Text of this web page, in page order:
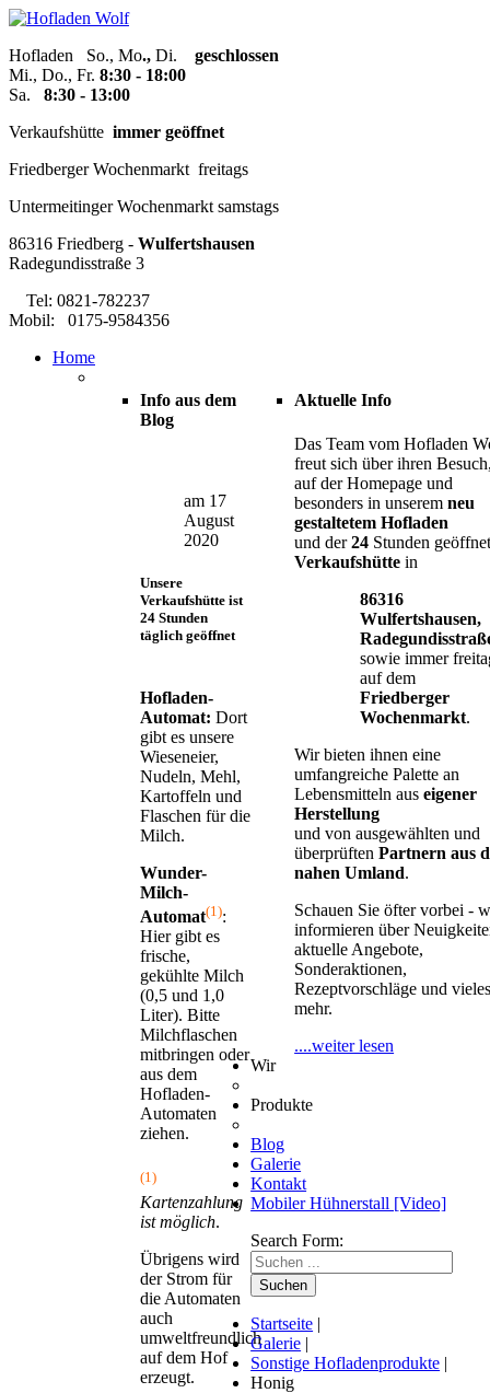
Hofladen So., Mo., Di. geschlossen
Mi., Do., Fr. 8:30 - 18:00
Sa. 8:30 - 13:00
Verkaufshütte immer geöffnet
Friedberger Wochenmarkt freitags
Untermeitinger Wochenmarkt samstags
86316 Friedberg - Wulfertshausen
Radegundisstraße 3
Tel: 0821-782237
Mobil: 0175-9584356
Home
Info aus dem
Blog
am 17
August
2020
Unsere
Verkaufshütte ist
24 Stunden
täglich geöffnet
Hofladen-
Automat: Dort
gibt es unsere
Wieseneier,
Nudeln, Mehl,
Kartoffeln und
Flaschen für die
Milch.
Wunder-
Milch-
Automat(1):
Hier gibt es
frische,
gekühlte Milch
(0,5 und 1,0
Liter). Bitte
Milchflaschen
mitbringen oder
aus dem
Hofladen-
Automaten
ziehen.
(1)
Kartenzahlung
ist möglich.
Übrigens wird
der Strom für
die Automaten
auch
umweltfreundlich
auf dem Hof
erzeugt.
Aktuelle Info
Das Team vom Hofladen
freut sich über ihren
auf der Homepage und
besonders in unseremneu
gestaltetem Hofladen
und der24 Stunden
Verkaufshütte in
86316
Wulfertshausen,
sowie immer
auf dem
Friedberger
Wochenmarkt.
Wir bieten ihnen eine
umfangreiche Palette an
Lebensmitteln auseigener
Herstellung
und von ausgewählten und
überprüften Partnern aus
nahen Umland.
Schauen Sie öfter vorbei -
informieren über
aktuelle Angebote,
Sonderaktionen,
Rezeptvorschläge und
mehr.
....weiter lesen
Wir
Produkte
Blog
Galerie
Kontakt
Mobiler Hühnerstall [Video]
Search Form:
Suchen
Startseite |
Galerie |
Sonstige Hofladenprodukte |
Honig